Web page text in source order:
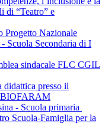
di “Teatro” e
Progetto Nazionale
Scuola Secondaria di I
sindacale FLC CGIL
presso il
- Scuola primaria
Scuola-Famiglia per la